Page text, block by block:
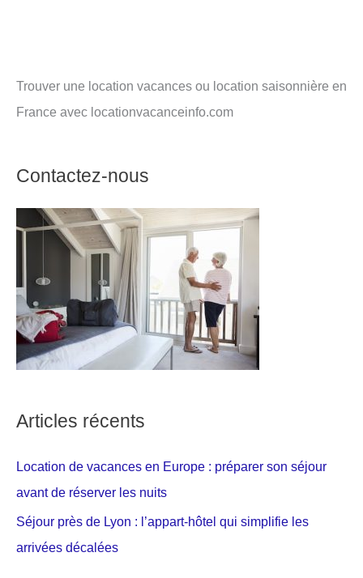
Trouver une location vacances ou location saisonnière en
France avec locationvacanceinfo.com
Contactez-nous
Articles récents
Location de vacances en Europe : préparer son séjour
avant de réserver les nuits
Séjour près de Lyon : l’appart-hôtel qui simplifie les
arrivées décalées